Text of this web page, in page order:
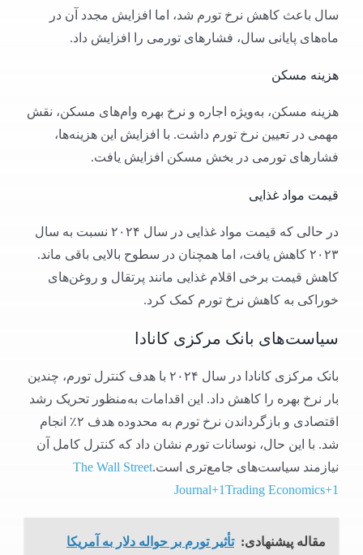
سال باعث کاهش نرخ تورم شد، اما افزایش مجدد آن در
ماه‌های پایانی سال، فشارهای تورمی را افزایش داد.​
هزینه مسکن
هزینه مسکن، به‌ویژه اجاره و نرخ بهره وام‌های مسکن، نقش
مهمی در تعیین نرخ تورم داشت. با افزایش این هزینه‌ها،
فشارهای تورمی در بخش مسکن افزایش یافت.​
قیمت مواد غذایی
در حالی که قیمت مواد غذایی در سال ۲۰۲۴ نسبت به سال
۲۰۲۳ کاهش یافت، اما همچنان در سطوح بالایی باقی ماند.
کاهش قیمت برخی اقلام غذایی مانند پرتقال و روغن‌های
خوراکی به کاهش نرخ تورم کمک کرد.​
سیاست‌های بانک مرکزی کانادا
بانک مرکزی کانادا در سال ۲۰۲۴ با هدف کنترل تورم، چندین
بار نرخ بهره را کاهش داد. این اقدامات به‌منظور تحریک رشد
اقتصادی و بازگرداندن نرخ تورم به محدوده هدف ۲٪ انجام
شد. با این حال، نوسانات تورم نشان داد که کنترل کامل آن
نیازمند سیاست‌های جامع‌تری است.​The Wall Street
Journal+1Trading Economics+1
مقاله پیشنهادی: تأثیر تورم بر حواله دلار به آمریکا